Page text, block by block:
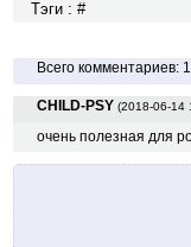
Тэги : #
Всего комментариев: 1
CHILD-PSY (2018-06-14
очень полезная для